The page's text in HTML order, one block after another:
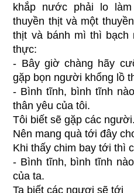
khắp nước phải lo
thuyền thịt và một
thịt và bánh mì thì bạch
thực:
- Bây giờ chàng hãy
gặp bọn người khổng lồ
- Bình tĩnh, bình tĩnh
thân yêu của tôi.
Tôi biết sẽ gặp các người.
Nên mang quà tới đây
Khi thấy chim bay tới thì
- Bình tĩnh, bình tĩnh
của ta.
Ta biết các ngươi sẽ tới